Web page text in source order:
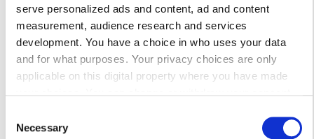
serve personalized ads and content, ad and content
measurement, audience research and services
development. You have a choice in who uses your data
and for what purposes. Your privacy choices are only
applicable on this digital property where you have made
Privacy trigger icon.
Selection
Necessary
за процедуру
Диализ HD €120
Диализ HDF €220
Забронировать